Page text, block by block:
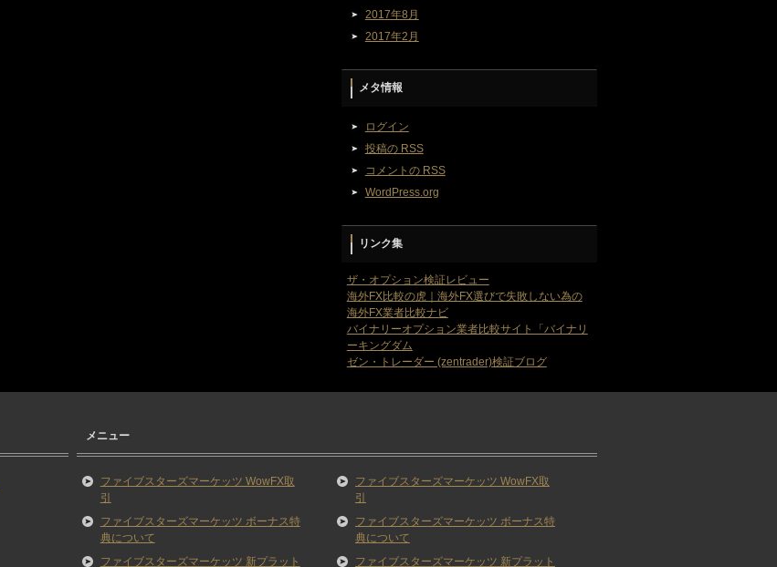
2017年8月
2017年2月
メタ情報
ログイン
投稿の RSS
コメントの RSS
WordPress.org
リンク集
ザ・オプション検証レビュー
海外FX比較の虎｜海外FX選びで失敗しない為の
海外FX業者比較ナビ
バイナリーオプション業者比較サイト「バイナリ
ーキングダム
ゼン・トレーダー (zentrader)検証ブログ
メニュー
ファイブスターズマーケッツ WowFX取
引
ファイブスターズマーケッツ ボーナス特
典について
ファイブスターズマーケッツ 新プラット
ファイブスターズマーケッツ WowFX取
引
ファイブスターズマーケッツ ボーナス特
典について
ファイブスターズマーケッツ 新プラット